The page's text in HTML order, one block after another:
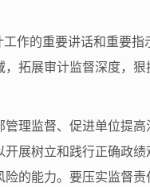
作的重要讲话和重要
拓展审计监督深度，
理监督、促进单位提
展树立和践行正确政
的能力。要压实监督